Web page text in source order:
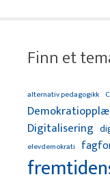
Finn et
alternativ pedagogikk
Digitalisering
elevdemokrati